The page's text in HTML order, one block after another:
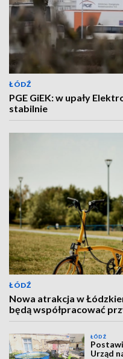
ŁÓDŹ
PGE GiEK: w upały
stabilnie
ŁÓDŹ
Nowa atrakcja w
będą współpracować
ŁÓDŹ
Urząd